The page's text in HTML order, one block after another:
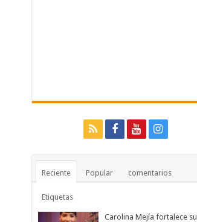
Reciente Popular comentarios
Etiquetas
Carolina Mejía fortalece su